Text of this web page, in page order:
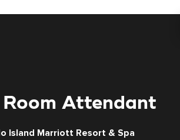
Room Attendant
Island Marriott Resort & Spa